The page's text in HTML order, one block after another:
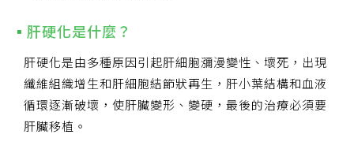
肝硬化是什麼？
肝硬化是由多種原因引起肝細胞瀰漫變性、壞死，出現
纖維組織增生和肝細胞結節狀再生，肝小葉結構和血液
循環逐漸破壞，使肝臟變形、變硬，最後的治療必須要
肝臟移植。